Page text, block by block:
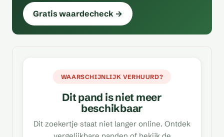
Gratis waardecheck →
WAARSCHIJNLIJK VERHUURD?
Dit pand is niet meer
beschikbaar
Dit zoekertje staat niet langer online. Ontdek